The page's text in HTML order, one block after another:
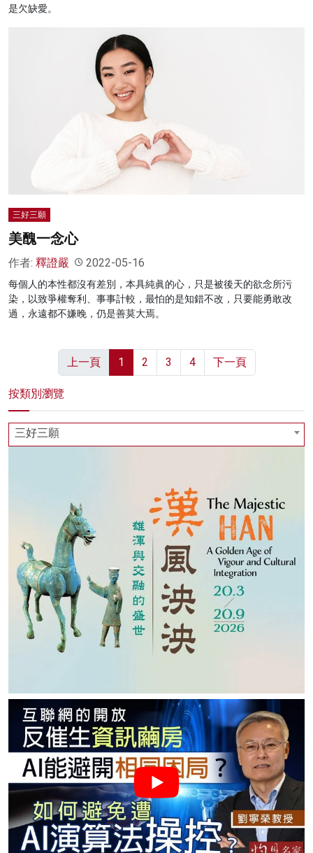
是欠缺愛。
三好三願
美醜一念心
作者: 釋證嚴 2022-05-16
每個人的本性都沒有差別，本具純眞的心，只是被後天的欲念所污
染，以致爭權奪利、事事計較，最怕的是知錯不改，只要能勇敢改
過，永遠都不嫌晚，仍是善莫大焉。
上一頁 1 2 3 4 下一頁
按類別瀏覽
三好三願